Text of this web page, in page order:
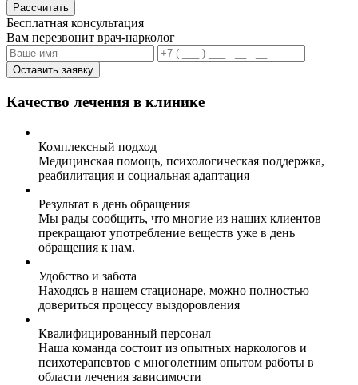
Рассчитать
Бесплатная консультация
Вам перезвонит врач-нарколог
Оставить заявку
Качество лечения в клинике
Комплексный подход
Медицинская помощь, психологическая поддержка,
реабилитация и социальная адаптация
Результат в день обращения
Мы рады сообщить, что многие из наших клиентов
прекращают употребление веществ уже в день
обращения к нам.
Удобство и забота
Находясь в нашем стационаре, можно полностью
довериться процессу выздоровления
Квалифицированный персонал
Наша команда состоит из опытных наркологов и
психотерапевтов с многолетним опытом работы в
области лечения зависимости